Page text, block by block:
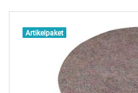
Artikelpaket